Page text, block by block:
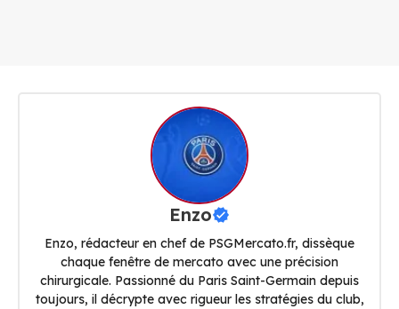
Enzo
Enzo, rédacteur en chef de PSGMercato.fr, dissèque
chaque fenêtre de mercato avec une précision
chirurgicale. Passionné du Paris Saint-Germain depuis
toujours, il décrypte avec rigueur les stratégies du club,